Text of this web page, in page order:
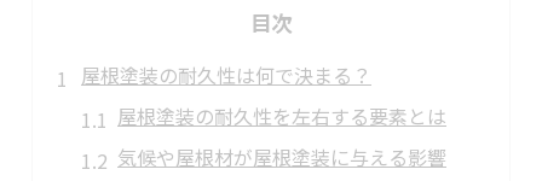
目次
屋根塗装の耐久性は何で決まる？
屋根塗装の耐久性を左右する要素とは
気候や屋根材が屋根塗装に与える影響